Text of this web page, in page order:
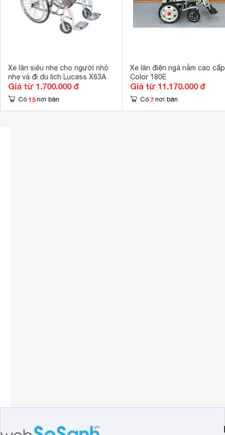
Xe lăn siêu nhẹ cho người nhỏ
nhẹ và đi du lịch Lucass X63A
Giá từ 1.700.000 đ
Có 15 nơi bán
Xe lăn điện ngả nằm cao cấp
Color 180E
Giá từ 11.170.000 đ
Có 7 nơi bán